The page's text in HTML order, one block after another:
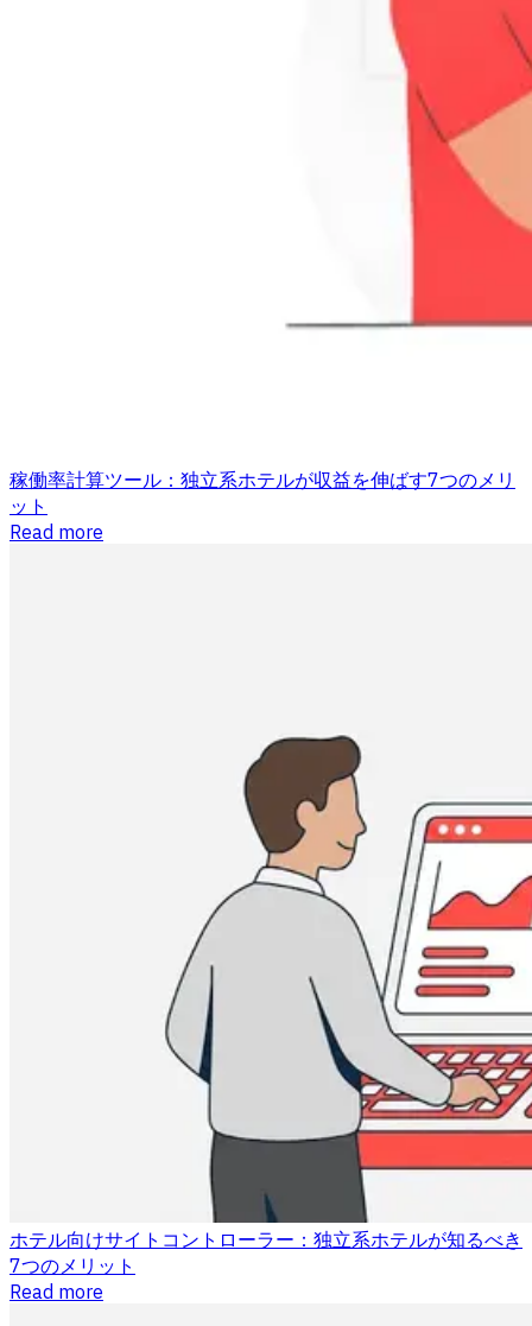
稼働率計算ツール：独立系ホテルが収益を伸ばす7つのメリ
ット
Read more
ホテル向けサイトコントローラー：独立系ホテルが知るべき
7つのメリット
Read more